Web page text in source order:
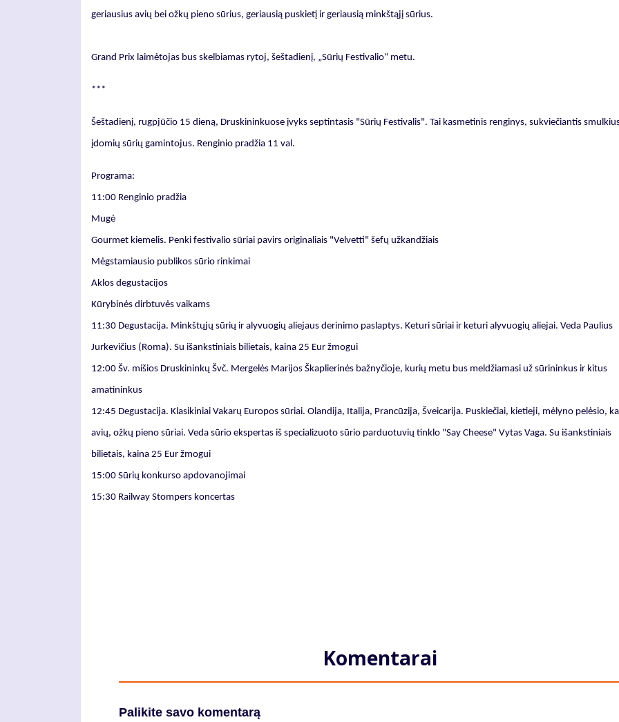
geriausius avių bei ožkų pieno sūrius, geriausią puskietį ir geriausią minkštąjį sūrius.
Grand Prix laimėtojas bus skelbiamas rytoj, šeštadienį, „Sūrių Festivalio“ metu.
***
Šeštadienį, rugpjūčio 15 dieną, Druskininkuose įvyks septintasis "Sūrių Festivalis". Tai kasmetinis renginys, sukviečiantis
įdomių sūrių gamintojus. Renginio pradžia 11 val.
Programa:
11:00 Renginio pradžia
Mugė
Gourmet kiemelis. Penki festivalio sūriai pavirs originaliais "Velvetti" šefų užkandžiais
Mėgstamiausio publikos sūrio rinkimai
Aklos degustacijos
Kūrybinės dirbtuvės vaikams
11:30 Degustacija. Minkštųjų sūrių ir alyvuogių aliejaus derinimo paslaptys. Keturi sūriai ir keturi alyvuogių aliejai. Veda Paulius
Jurkevičius (Roma). Su išankstiniais bilietais, kaina 25 Eur žmogui
12:00 Šv. mišios Druskininkų Švč. Mergelės Marijos Škaplierinės bažnyčioje, kurių metu bus meldžiamasi už sūrininkus ir kitus
amatininkus
12:45 Degustacija. Klasikiniai Vakarų Europos sūriai. Olandija, Italija, Prancūzija, Šveicarija. Puskiečiai, kietieji, mėlyno pelėsio,
avių, ožkų pieno sūriai. Veda sūrio ekspertas iš specializuoto sūrio parduotuvių tinklo "Say Cheese" Vytas Vaga. Su išankstiniais
bilietais, kaina 25 Eur žmogui
15:00 Sūrių konkurso apdovanojimai
15:30 Railway Stompers koncertas
Komentarai
Palikite savo komentarą